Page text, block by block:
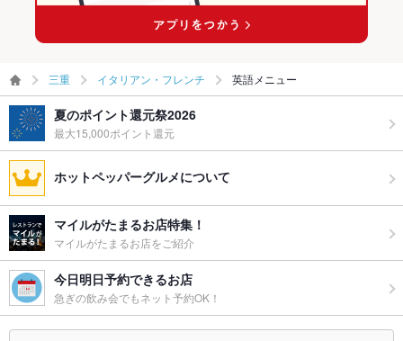
三重 イタリアン・フレンチ 英語メニュー
夏のポイント還元祭2026
最大15,000ポイント還元
ホットペッパーグルメについて
マイルがたまるお店特集！
マイルがたまるお店をご紹介
今日明日予約できるお店
急ぎの飲み会でもネット予約OK！